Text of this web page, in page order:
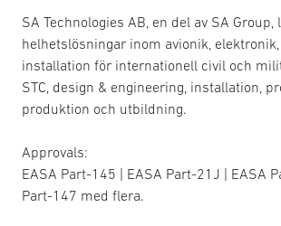
SA Technologies AB, en del av SA Group,
helhetslösningar inom avionik,
installation för internationell civil och
STC, design & engineering, installation,
produktion och utbildning.
Approvals:
EASA Part-145 | EASA Part-21J | EASA
Part-147 med flera.